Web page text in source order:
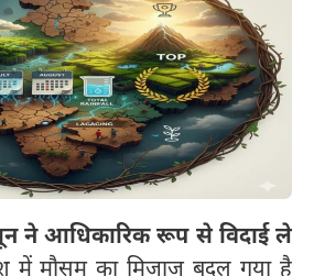
ने आधिकारिक रूप से विदाई ले